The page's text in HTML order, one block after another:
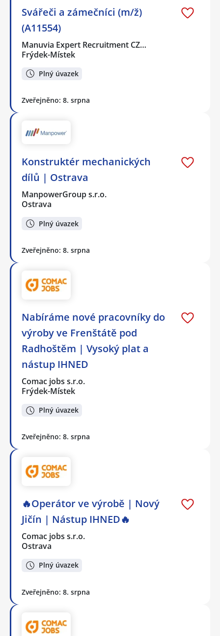
Svářeči a zámečníci (m/ž)
(A11554)
Manuvia Expert Recruitment CZ…
Frýdek-Místek
Plný úvazek
Zveřejněno: 8. srpna
Konstruktér mechanických
dílů | Ostrava
ManpowerGroup s.r.o.
Ostrava
Plný úvazek
Zveřejněno: 8. srpna
Nabíráme nové pracovníky do
výroby ve Frenštátě pod
Radhoštěm | Vysoký plat a
nástup IHNED
Comac jobs s.r.o.
Frýdek-Místek
Plný úvazek
Zveřejněno: 8. srpna
🔥Operátor ve výrobě | Nový
Jičín | Nástup IHNED🔥
Comac jobs s.r.o.
Ostrava
Plný úvazek
Zveřejněno: 8. srpna